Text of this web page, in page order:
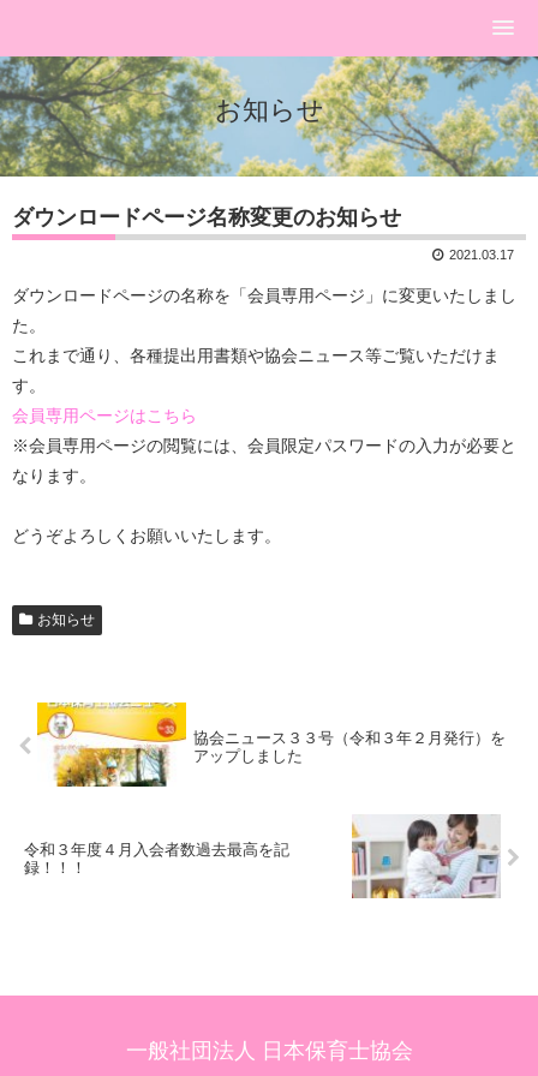
お知らせ
ダウンロードページ名称変更のお知らせ
2021.03.17
ダウンロードページの名称を「会員専用ページ」に変更いたしまし
た。
これまで通り、各種提出用書類や協会ニュース等ご覧いただけま
す。
会員専用ページはこちら
※会員専用ページの閲覧には、会員限定パスワードの入力が必要と
なります。
どうぞよろしくお願いいたします。
お知らせ
協会ニュース３３号（令和３年２月発行）を
アップしました
令和３年度４月入会者数過去最高を記
録！！！
一般社団法人 日本保育士協会